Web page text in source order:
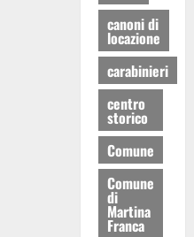
canoni di
locazione
carabinieri
centro
storico
Comune
Comune
di
Martina
Franca